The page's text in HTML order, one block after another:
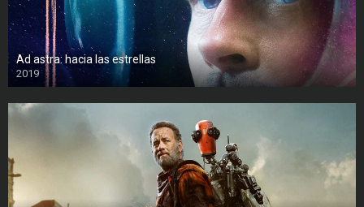
Ad astra: hacia las estrellas
2019